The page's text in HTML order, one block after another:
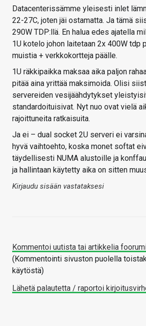
Datacenterissämme yleisesti inlet
22-27C, joten jäi ostamatta. Ja tämä
290W TDP:llä. En halua edes ajatella
1U kotelo johon laitetaan 2x 400W tdp
muistia + verkkokortteja päälle.
1U räkkipaikka maksaa aika paljon
pitää aina yrittää maksimoida. Olisi
servereiden vesijäähdytykset
standardoituisivat. Nyt nuo ovat vielä
rajoittuneita ratkaisuita.
Ja ei – dual socket 2U serveri ei
hyvä vaihtoehto, koska monet softat
täydellisesti NUMA alustoille ja
ja hallintaan käytetty aika on sitten
Kirjaudu sisään vastataksesi
Kommentoi uutista tai artikkelia
(Kommentointi sivuston puolella
käytöstä)
Lähetä palautetta / raportoi